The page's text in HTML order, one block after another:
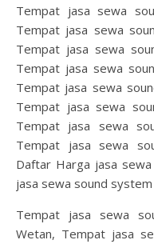
Tempat jasa sewa
Tempat jasa sewa
Tempat jasa sewa
Tempat jasa sewa
Tempat jasa sewa
Tempat jasa sewa
Tempat jasa sewa
Tempat jasa sewa
Daftar Harga jasa
jasa sewa sound
Tempat jasa sewa
Wetan, Tempat jasa